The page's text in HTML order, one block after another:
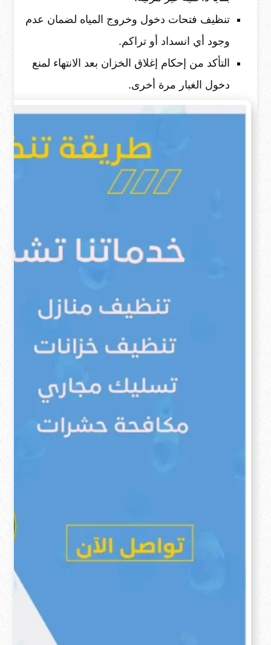
تنظيف فتحات دخول وخروج المياه لضمان عدم
وجود أي انسداد أو تراكم.
التأكد من إحكام إغلاق الخزان بعد الانتهاء لمنع
دخول الغبار مرة أخرى.